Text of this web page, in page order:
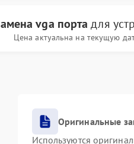
vga порта для
Цена актуальна на текущую
Оригинальные
Используются